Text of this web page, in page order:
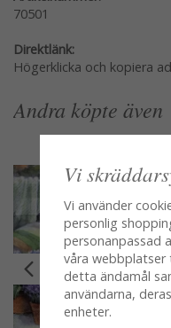
70501
Direktlänk:
Högerklicka och kopiera
Andra köpte även
Vi
Vi använder
personlig
personanpassad
våra webbplatser
detta ändamål
användarna,
enheter.